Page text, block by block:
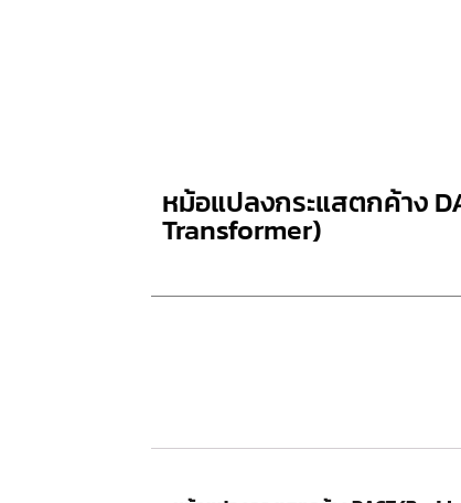
หม้อแปลงกระแสตกค้าง
Transformer)